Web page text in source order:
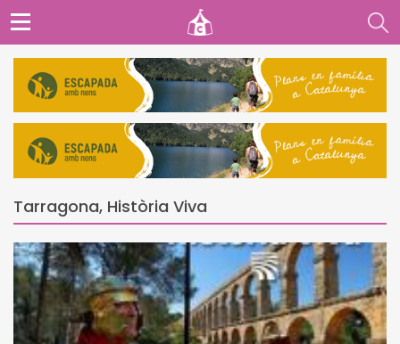
Tarragona, Història Viva